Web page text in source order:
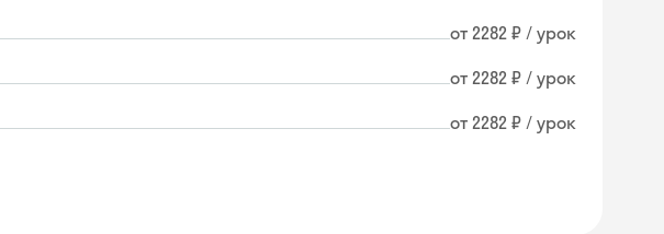
от 2282 ₽ / урок
от 2282 ₽ / урок
от 2282 ₽ / урок